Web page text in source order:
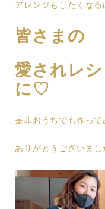
アレンジもしたくなる
皆さまの
愛されレ
に♡
是非おうちでも作って
ありがとうございまし